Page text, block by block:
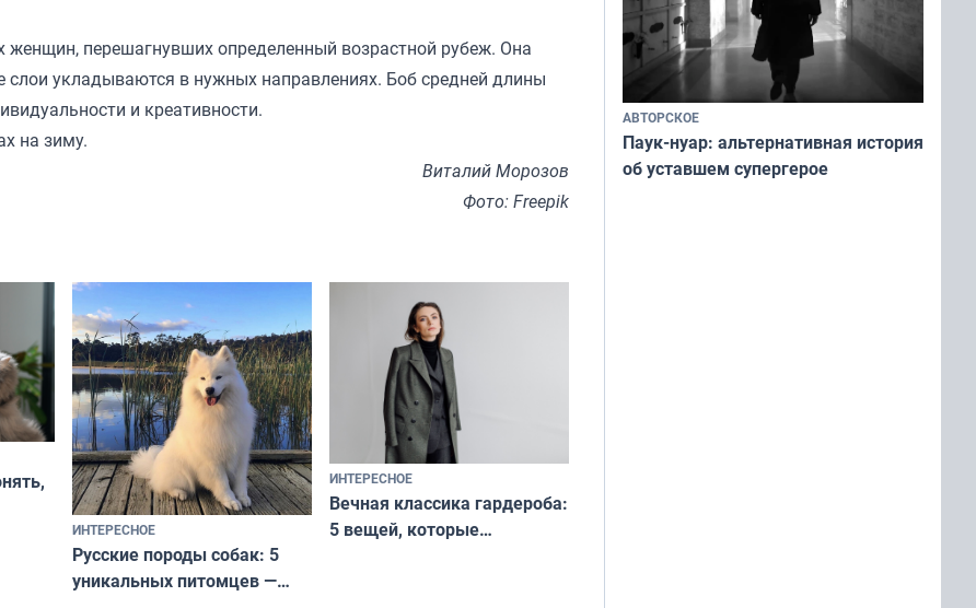
перешагнувших определенный возрастной рубеж. Она
слои укладываются в нужных направлениях. Боб средней длины
и креативности.
на зиму.
Виталий Морозов
Фото: Freepik
ИНТЕРЕСНОЕ
Русские породы собак: 5
уникальных питомцев —
ИНТЕРЕСНОЕ
Вечная классика гардероба:
5 вещей, которые
АВТОРСКОЕ
Паук-нуар: альтернативная история
об уставшем супергерое